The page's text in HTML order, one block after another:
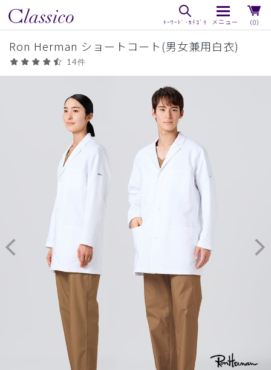
（0）
Ron Herman ショートコート(男女兼用白衣)
14件